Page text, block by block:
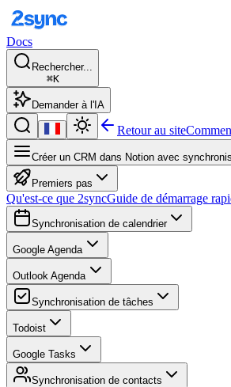
Docs
Rechercher...
⌘K
Demander à l'IA
Retour au site
Créer un CRM dans Notion avec
Premiers pas
Qu'est-ce que 2syncGuide de démarrage
Synchronisation de calendrier
Google Agenda
Outlook Agenda
Synchronisation de tâches
Todoist
Google Tasks
Synchronisation de contacts